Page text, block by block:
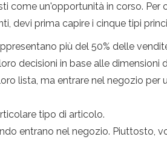
come un'opportunità in corso.
devi prima capire i cinque tipi
più del 50% delle
decisioni in base alle dimensioni
lista, ma entrare nel negozio per
tipo di articolo.
entrano nel negozio. Piuttosto,